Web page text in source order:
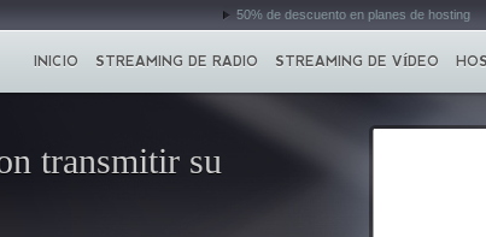
50% de descuento en planes de hosting
INICIO STREAMING DE RADIO STREAMING DE VÍDEO
transmitir su